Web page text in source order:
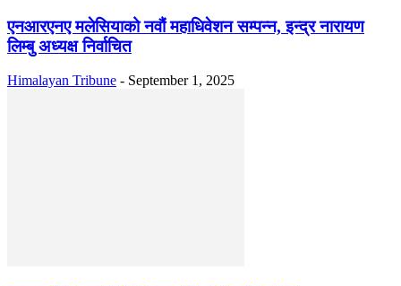
एनआरएनए मलेसियाको नवौं महाधिवेशन सम्पन्न, इन्द्र नारायण
लिम्बु अध्यक्ष निर्वाचित
Himalayan Tribune - September 1, 2025